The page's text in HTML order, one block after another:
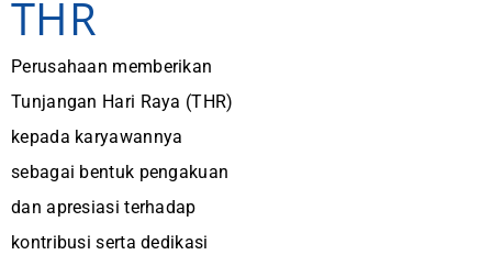
THR
Perusahaan memberikan
Tunjangan Hari Raya (THR)
kepada karyawannya
sebagai bentuk pengakuan
dan apresiasi terhadap
kontribusi serta dedikasi